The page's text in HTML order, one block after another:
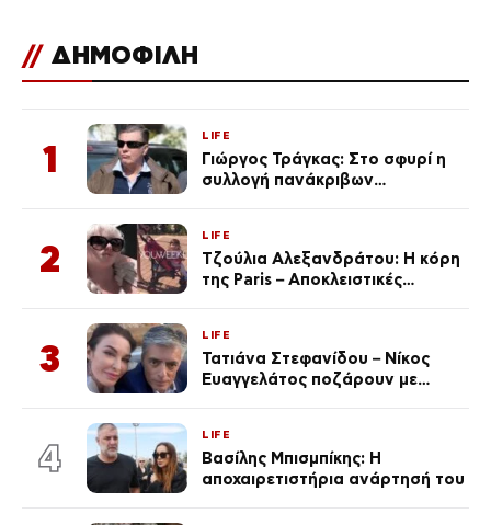
// ΔΗΜΟΦΙΛΗ
1
LIFE
Γιώργος Τράγκας: Στο σφυρί η
συλλογή πανάκριβων
2
LIFE
Τζούλια Αλεξανδράτου: Η κόρη
της Paris – Αποκλειστικές
3
LIFE
Τατιάνα Στεφανίδου – Νίκος
Ευαγγελάτος ποζάρουν με
4
LIFE
Βασίλης Μπισμπίκης: Η
αποχαιρετιστήρια ανάρτησή του